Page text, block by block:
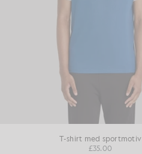
T-shirt med sportmotiv
£35.00